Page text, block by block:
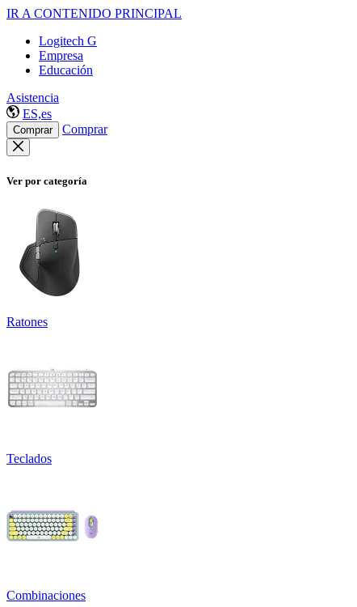
IR A CONTENIDO PRINCIPAL
Logitech G
Empresa
Educación
Asistencia
ES,es
Comprar Comprar
Ver por categoría
Ratones
Teclados
Combinaciones